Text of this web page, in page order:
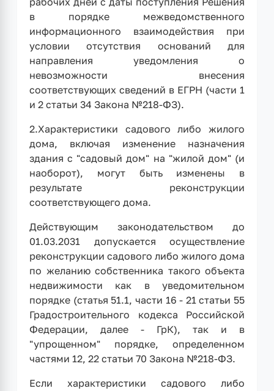
в порядке межведомственного
информационного взаимодействия при
условии отсутствия оснований для
направления уведомления о
невозможности внесения
соответствующих сведений в ЕГРН (части 1
и 2 статьи 34 Закона №218-ФЗ).
2.Характеристики садового либо жилого
дома, включая изменение назначения
здания с "садовый дом" на "жилой дом" (и
наоборот), могут быть изменены в
результате реконструкции
соответствующего дома.
Действующим законодательством до
01.03.2031 допускается осуществление
реконструкции садового либо жилого дома
по желанию собственника такого объекта
недвижимости как в уведомительном
порядке (статья 51.1, части 16 - 21 статьи 55
Градостроительного кодекса Российской
Федерации, далее - ГрК), так и в
"упрощенном" порядке, определенном
частями 12, 22 статьи 70 Закона №218-ФЗ.
Если характеристики садового либо